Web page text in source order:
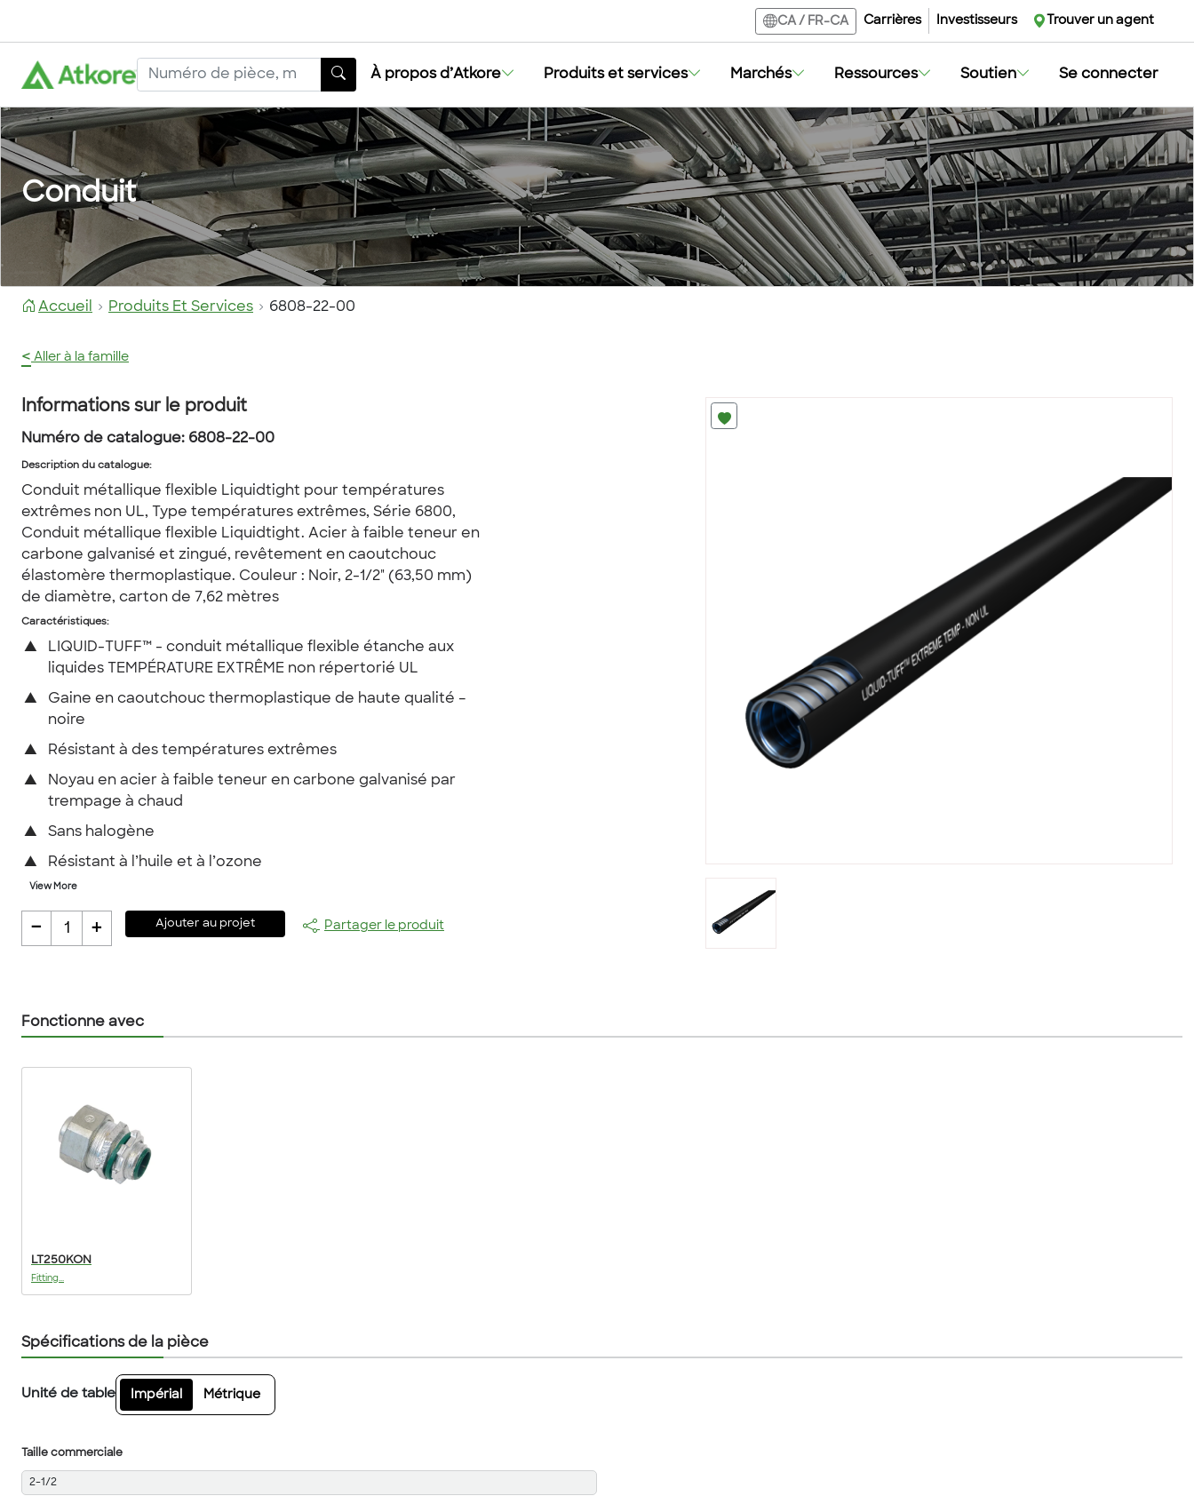
CA/ FR-CA Carrières Investisseurs Trouver un agent
À propos d’Atkore Produits et services Marchés Ressources Soutien Se connecter
Conduit
Accueil Produits Et Services 6808-22-00
< Aller à la famille
Informations sur le produit
Numéro de catalogue: 6808-22-00
Description du catalogue:
Conduit métallique flexible Liquidtight pour températures
extrêmes non UL, Type températures extrêmes, Série 6800,
Conduit métallique flexible Liquidtight. Acier à faible teneur en
carbone galvanisé et zingué, revêtement en caoutchouc
élastomère thermoplastique. Couleur : Noir, 2-1/2" (63,50 mm)
de diamètre, carton de 7,62 mètres
Caractéristiques:
▲
LIQUID-TUFF™ - conduit métallique flexible étanche aux
liquides TEMPÉRATURE EXTRÊME non répertorié UL
▲
Gaine en caoutchouc thermoplastique de haute qualité –
noire
▲ Résistant à des températures extrêmes
▲
Noyau en acier à faible teneur en carbone galvanisé par
trempage à chaud
▲ Sans halogène
▲ Résistant à l’huile et à l’ozone
View More
- 1 + Ajouter au projet Partager le produit
Fonctionne avec
LT250KON
Fitting...
Spécifications de la pièce
Unité de table Impérial Métrique
Taille commerciale
2-1/2